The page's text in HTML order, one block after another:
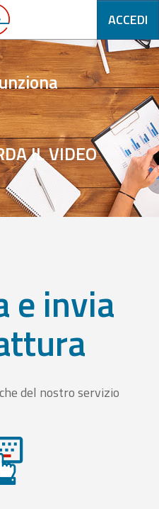
ACCEDI
IL VIDEO
e invia
del nostro servizio